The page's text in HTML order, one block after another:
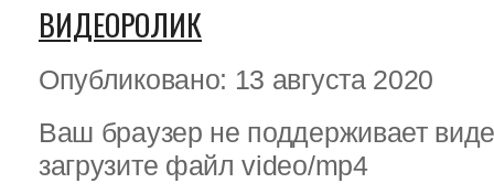
ВИДЕОРОЛИК
Опубликовано: 13 августа 2020
Ваш браузер не поддерживает
загрузите файл video/mp4